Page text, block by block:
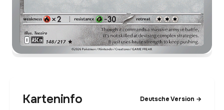
Karteninfo Deutsche Version →